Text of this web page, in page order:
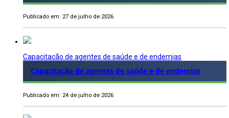
Publicado em: 27 de julho de 2026
Capacitação de agentes de saúde e de endemias
Capacitação de agentes de saúde e de endemias
Publicado em: 24 de julho de 2026